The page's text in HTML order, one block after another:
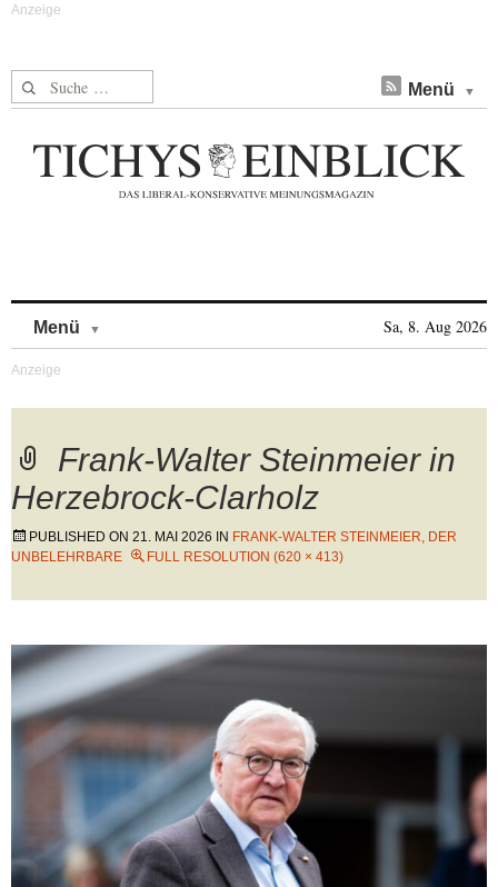
Suche nach: Menü
Menü Sa, 8. Aug 2026
Frank-Walter Steinmeier in
Herzebrock-Clarholz
PUBLISHED ON 21. MAI 2026 IN FRANK-WALTER STEINMEIER, DER
UNBELEHRBARE
FULL RESOLUTION (620 × 413)